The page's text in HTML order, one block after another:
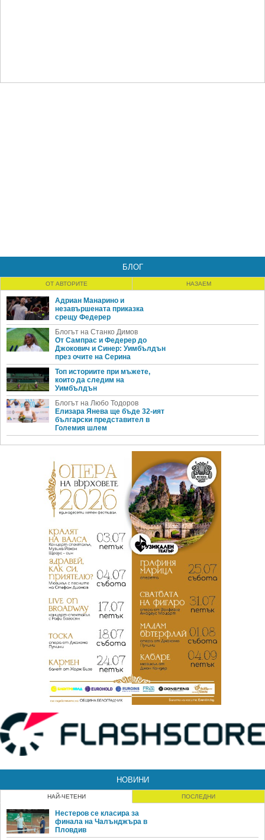
БЛОГ
ОТ АВТОРИТЕ НАЗАЕМ
Адриан Манарино и
незавършената приказка
срещу Федерер
Блогът на Станко Димов
От Сампрас и Федерер до
Джокович и Синер: Уимбълдън
през очите на Серина
Топ историите при мъжете,
които да следим на
Уимбълдън
Блогът на Любо Тодоров
Елизара Янева ще бъде 32-ият
български представител в
Големия шлем
НОВИНИ
НАЙ-ЧЕТЕНИ ПОСЛЕДНИ
Нестеров се класира за
финала на Чалънджъра в
Пловдив